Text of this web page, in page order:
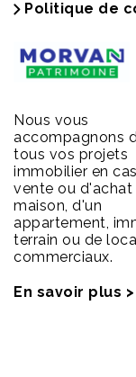
Politique de
Nous vous
accompagnons
tous vos projets
immobilier en
vente ou d'achat
maison, d'un
appartement,
terrain ou de
commerciaux.
En savoir plus >